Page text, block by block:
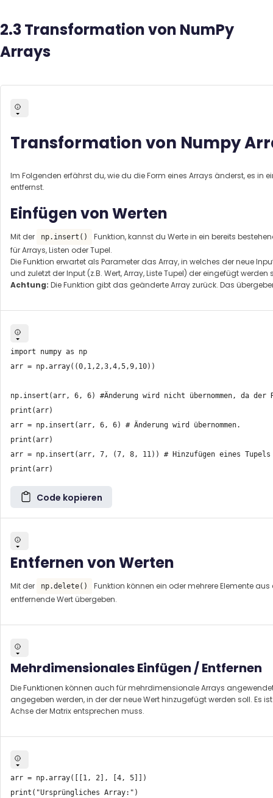
2.3 Transformation von NumPy
Arrays
Transformation von Numpy
Im Folgenden erfährst du, wie du die Form eines Arrays änderst, es
entfernst.
Einfügen von Werten
Mit der np.insert()
Funktion, kannst du Werte in ein bereits
für Arrays, Listen oder Tupel.
Die Funktion erwartet als Parameter das Array, in welches der neue
und zuletzt der Input (z.B. Wert, Array, Liste Tupel) der eingefügt werden
Achtung: Die Funktion gibt das geänderte Array zurück. Das
import numpy as np
arr = np.array((0,1,2,3,4,5,9,10))
np.insert(arr, 6, 6) #Änderung wird nicht übernommen, da der
print(arr)
arr = np.insert(arr, 6, 6) # Änderung wird übernommen.
print(arr)
arr = np.insert(arr, 7, (7, 8, 11)) # Hinzufügen eines Tupels
Code kopieren
Entfernen von Werten
Mit der np.delete()
Funktion können ein oder mehrere Elemente
entfernende Wert übergeben.
Mehrdimensionales Einfügen / Entfernen
Die Funktionen können auch für mehrdimensionale Arrays
angegeben werden, in der der neue Wert hinzugefügt werden soll. Es
Achse der Matrix entsprechen muss.
arr = np.array([[1, 2], [4, 5]])
print("Ursprüngliches Array:")